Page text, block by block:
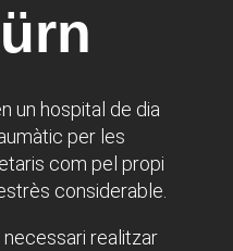
un hospital de dia
per les
com pel propi
considerable.
necessari realitzar